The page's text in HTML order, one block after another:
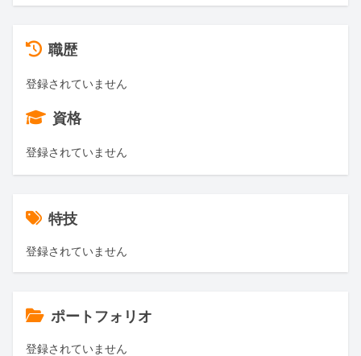
職歴
登録されていません
資格
登録されていません
特技
登録されていません
ポートフォリオ
登録されていません